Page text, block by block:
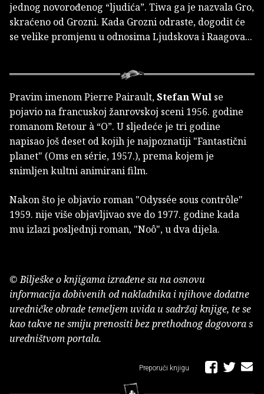
jednog novorođenog “ljudića”. Tiwa ga je nazvala Gro,
skraćeno od Grozni. Kada Grozni odraste, dogodit će
se velike promjenu u odnosima Ljudskova i Raagova...
Pravim imenom Pierre Pairault,Stefan Wul se
pojavio na francuskoj žanrovskoj sceni 1956. godine
romanom Retour à “O”. U sljedeće je tri godine
napisao još deset od kojih je najpoznatiji "Fantastični
planet" (Oms en série, 1957.), prema kojem je
snimljen kultni animirani film.
Nakon što je objavio roman "Odyssée sous contrôle"
1959. nije više objavljivao sve do 1977. godine kada
mu izlazi posljednji roman, "Noô", u dva dijela.
© Bilješke o knjigama izrađene su na osnovu
informacija dobivenih od nakladnika i njihove dodatne
uredničke obrade temeljem uvida u sadržaj knjige, te se
kao takve ne smiju prenositi bez prethodnog dogovora s
uredništvom portala.
Preporuči knjigu